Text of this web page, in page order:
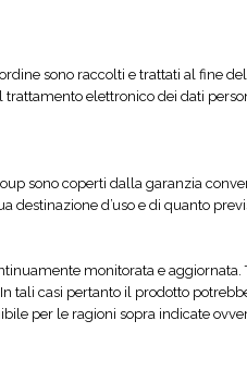
sono raccolti e trattati al fine
trattamento elettronico dei dati
sono coperti dalla garanzia
destinazione d’uso e di quanto
monitorata e
tali casi pertanto il prodotto
per le ragioni sopra indicate